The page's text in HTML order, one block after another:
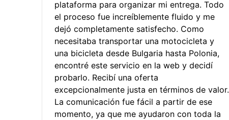
plataforma para organizar mi entrega. Todo
el proceso fue increíblemente fluido y me
dejó completamente satisfecho. Como
necesitaba transportar una motocicleta y
una bicicleta desde Bulgaria hasta Polonia,
encontré este servicio en la web y decidí
probarlo. Recibí una oferta
excepcionalmente justa en términos de valor.
La comunicación fue fácil a partir de ese
momento, ya que me ayudaron con toda la